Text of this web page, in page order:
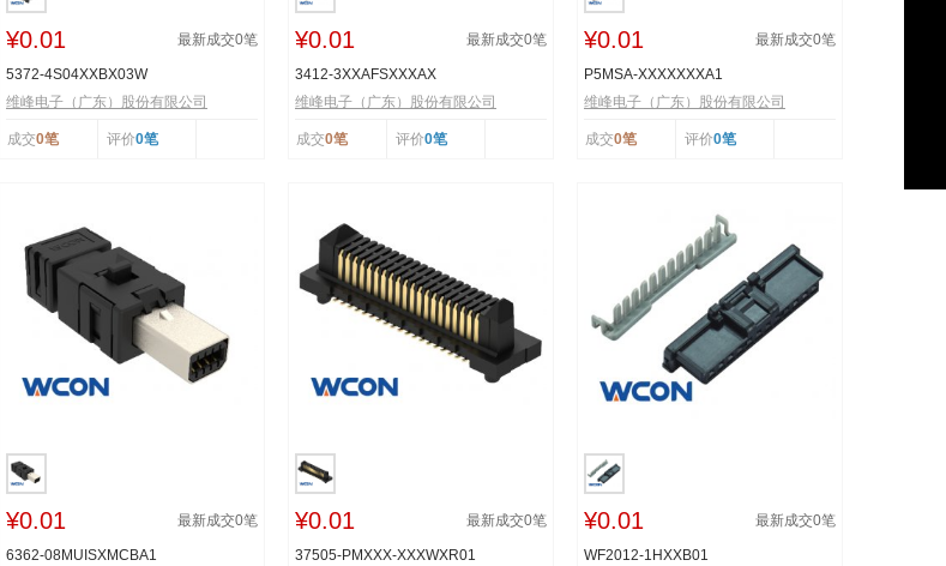
¥0.01 最新成交0笔
5372-4S04XXBX03W
维峰电子（广东）股份有限公司
成交0笔 评价0笔
¥0.01 最新成交0笔
3412-3XXAFSXXXAX
维峰电子（广东）股份有限公司
成交0笔 评价0笔
¥0.01 最新成交0笔
P5MSA-XXXXXXXA1
维峰电子（广东）股份有限公司
成交0笔 评价0笔
¥0.01 最新成交0笔
6362-08MUISXMCBA1
¥0.01 最新成交0笔
37505-PMXXX-XXXWXR01
¥0.01 最新成交0笔
WF2012-1HXXB01